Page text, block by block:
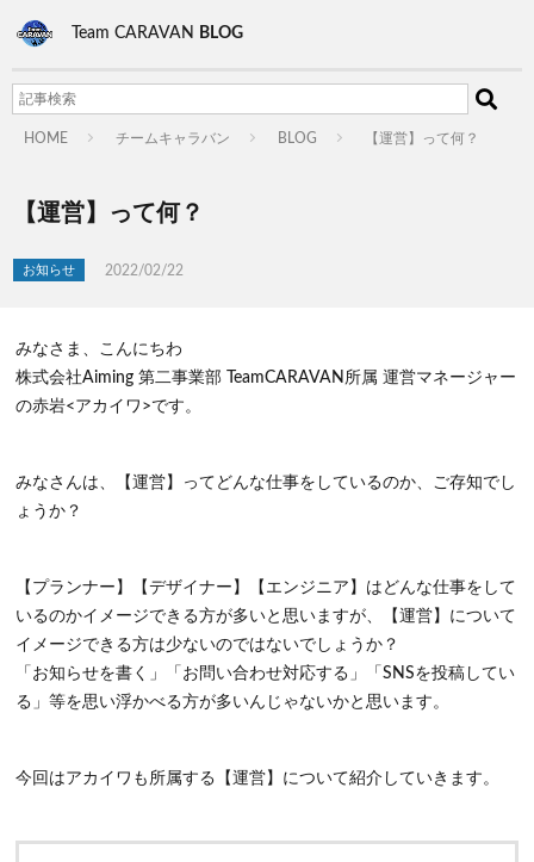
Team CARAVAN BLOG
HOME チームキャラバン BLOG 【運営】って何？
【運営】って何？
お知らせ 2022/02/22
みなさま、こんにちわ
株式会社Aiming 第二事業部 TeamCARAVAN所属 運営マネージャー
の赤岩<アカイワ>です。
みなさんは、【運営】ってどんな仕事をしているのか、ご存知でし
ょうか？
【プランナー】【デザイナー】【エンジニア】はどんな仕事をして
いるのかイメージできる方が多いと思いますが、【運営】について
イメージできる方は少ないのではないでしょうか？
「お知らせを書く」「お問い合わせ対応する」「SNSを投稿してい
る」等を思い浮かべる方が多いんじゃないかと思います。
今回はアカイワも所属する【運営】について紹介していきます。